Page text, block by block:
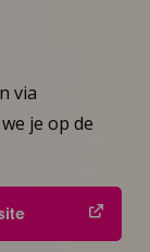
via
je op de